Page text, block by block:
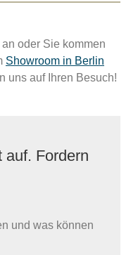
oder Sie kommen
Showroom in Berlin
uns auf Ihren Besuch!
auf. Fordern
und was können